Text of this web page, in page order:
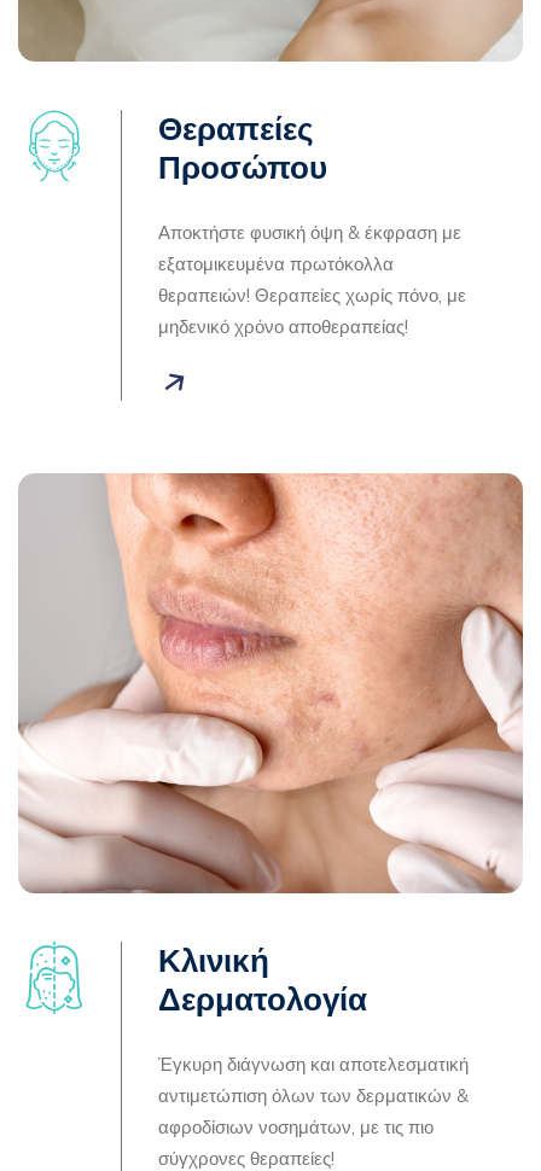
Θεραπείες
Προσώπου
Αποκτήστε φυσική όψη & έκφραση με
εξατομικευμένα πρωτόκολλα
θεραπειών! Θεραπείες χωρίς πόνο, με
μηδενικό χρόνο αποθεραπείας!
Κλινική
Δερματολογία
Έγκυρη διάγνωση και αποτελεσματική
αντιμετώπιση όλων των δερματικών &
αφροδίσιων νοσημάτων, με τις πιο
σύγχρονες θεραπείες!